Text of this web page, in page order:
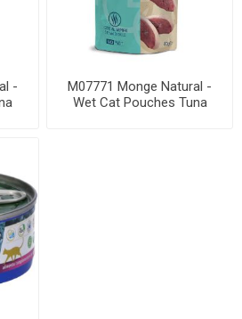
-
M07771 Monge Natural -
Wet Cat Pouches Tuna